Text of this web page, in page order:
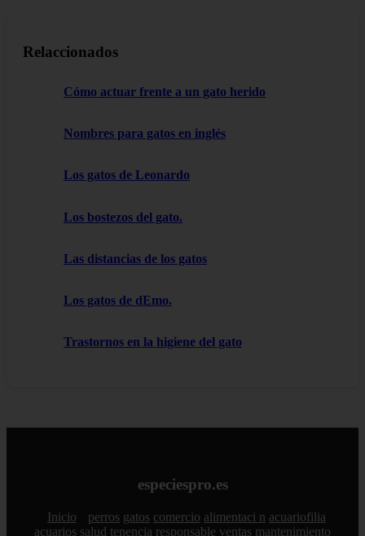
Relaccionados
Cómo actuar frente a un gato herido
Nombres para gatos en inglés
Los gatos de Leonardo
Los bostezos del gato.
Las distancias de los gatos
Los gatos de dEmo.
Trastornos en la higiene del gato
especiespro.es
Inicio perros gatos comercio alimentaci n acuariofilia
acuarios salud tenencia responsable ventas mantenimiento